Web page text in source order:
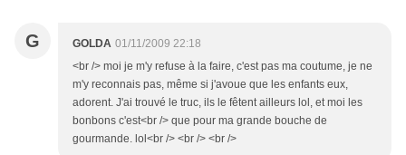
G GOLDA 01/11/2009 22:18
<br /> moi je m'y refuse à la faire, c'est pas ma coutume, je ne
m'y reconnais pas, même si j'avoue que les enfants eux,
adorent. J'ai trouvé le truc, ils le fêtent ailleurs lol, et moi les
bonbons c'est<br /> que pour ma grande bouche de
gourmande. lol<br /> <br /> <br />